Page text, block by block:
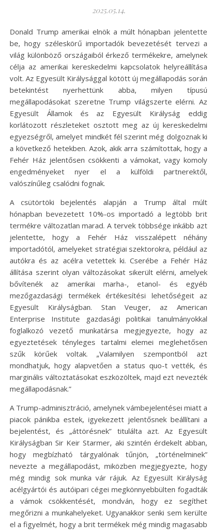
2025.05.14.
Donald Trump amerikai elnök a múlt hónapban jelentette
be, hogy széleskörű importadók bevezetését tervezi a
világ különböző országaiból érkező termékekre, amelynek
célja az amerikai kereskedelmi kapcsolatok helyreállítása
volt. Az Egyesült Királysággal kötött új megállapodás során
betekintést nyerhettünk abba, milyen típusú
megállapodásokat szeretne Trump világszerte elérni. Az
Egyesült Államok és az Egyesült Királyság eddig
korlátozott részleteket osztott meg az új kereskedelmi
egyezségről, amelyet mindkét fél szerint még dolgoznak ki
a következő hetekben. Azok, akik arra számítottak, hogy a
Fehér Ház jelentősen csökkenti a vámokat, vagy komoly
engedményeket nyer el a külföldi partnerektől,
valószínűleg csalódni fognak.
A csütörtöki bejelentés alapján a Trump által múlt
hónapban bevezetett 10%-os importadó a legtöbb brit
termékre változatlan marad. A tervek többsége inkább azt
jelentette, hogy a Fehér Ház visszalépett néhány
importadótól, amelyeket stratégiai szektorokra, például az
autókra és az acélra vetettek ki. Cserébe a Fehér Ház
állítása szerint olyan változásokat sikerült elérni, amelyek
bővítenék az amerikai marha-, etanol- és egyéb
mezőgazdasági termékek értékesítési lehetőségeit az
Egyesült Királyságban. Stan Veuger, az American
Enterprise Institute gazdasági politikai tanulmányokkal
foglalkozó vezető munkatársa megjegyezte, hogy az
egyeztetések tényleges tartalmi elemei meglehetősen
szűk körűek voltak. „Valamilyen szempontból azt
mondhatjuk, hogy alapvetően a status quo-t vették, és
marginális változtatásokat eszközöltek, majd ezt nevezték
megállapodásnak.”
A Trump-adminisztráció, amelynek vámbejelentései miatt a
piacok pánikba estek, igyekezett jelentősnek beállítani a
bejelentést, és „áttörésnek” titulálta azt. Az Egyesült
Királyságban Sir Keir Starmer, aki szintén érdekelt abban,
hogy megbízható tárgyalónak tűnjön, „történelminek”
nevezte a megállapodást, miközben megjegyezte, hogy
még mindig sok munka vár rájuk. Az Egyesült Királyság
acélgyártói és autóipari cégei megkönnyebbülten fogadták
a vámok csökkentését, mondván, hogy ez segíthet
megőrizni a munkahelyeket. Ugyanakkor senki sem kerülte
el a figyelmét, hogy a brit termékek még mindig magasabb